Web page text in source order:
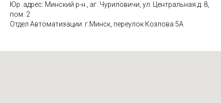
Юр. адрес: Минский р-н., аг. Чуриловичи, ул. Центральная д. 8,
пом. 2
Отдел Автоматизации: г.Минск, переулок Козлова 5А